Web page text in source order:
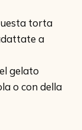
torta
a
gelato
o con della